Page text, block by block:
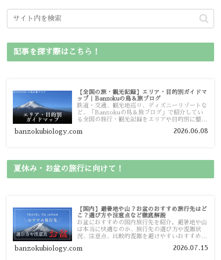
記事を探す際はこちら！
【全国の旅・観光記録】エリア・目的別ガイドマ
ップ｜Banzokuの鳥＆旅ブログ
鉄道・交通、観光地巡り、ディズニーリゾートな
ど、「Banzokuの鳥＆旅ブログ」で紹介してい
る全国の旅行・観光記録をエリアや目的別に整理
ガイドマップからスムーズに見つけていただけま
banzokubiology.com 2026.06.08
夏休み・お盆の旅行に向けて！
【国内】避暑地や山？お盆のおすすめ旅行先はど
こ？選び方や注意点など徹底解説
お盆におすすめの国内旅行先を紹介。避暑地や山
は本当に快適なのか、旅行先の選び方や混雑状
況、注意点、比較的混雑を避けやすいおすすめス
す。
banzokubiology.com 2026.07.15